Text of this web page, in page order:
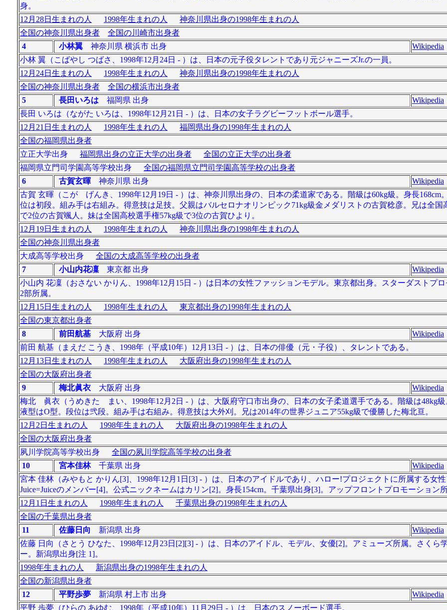
身。
12月28日生まれの人
1998年生まれの人
神奈川県出身の1998年生まれの人
全国の神奈川県出身者
全国の川崎市出身者
4
小林翼神奈川県 横浜市 出身
Wikipedia
小林 翼（こばやし つばさ、1998年12月24日 - ）は、日本の元子役タレントであり元ジャニーズJr.の一員。
12月24日生まれの人
1998年生まれの人
神奈川県出身の1998年生まれの人
全国の神奈川県出身者
全国の横浜市出身者
5
長田いろは 福岡県 出身
Wikipedia
長田 いろは（ながた いろは、1998年12月21日 - ）は、日本の女子ラグビーフットボール選手。
12月21日生まれの人
1998年生まれの人
福岡県出身の1998年生まれの人
全国の福岡県出身者
立正大学出身 福岡県出身の立正大学の出身者
全国の立正大学の出身者
福岡県立門司学園高等学校出身 全国の福岡県立門司学園高等学校の出身者
6
古賀玄暉神奈川県 出身
Wikipedia
古賀 玄暉（こが げんき、1998年12月19日 - ）は、神奈川県出身の、日本の柔道家である。階級は60kg級。身長168cm
位は初段。組み手は右組み。得意技は足技。父親はバルセロナオリンピック71kg級金メダリストの古賀稔彦。兄は全国
で2位の古賀颯人。妹は全国高校選手権57kg級で3位の古賀ひより。
12月19日生まれの人
1998年生まれの人
神奈川県出身の1998年生まれの人
全国の神奈川県出身者
大成高等学校出身 全国の大成高等学校の出身者
7
小山内花凜東京都 出身
Wikipedia
小山内 花凜（おさない かりん、1998年12月15日 - ）は日本の女性ファッションモデル。東京都出身。スターダストプ
2部所属。
12月15日生まれの人
1998年生まれの人
東京都出身の1998年生まれの人
全国の東京都出身者
8
前田航基大阪府 出身
Wikipedia
前田 航基（まえだ こうき、1998年（平成10年）12月13日 - ）は、日本の俳優（元・子役）、タレントである。
12月13日生まれの人
1998年生まれの人
大阪府出身の1998年生まれの人
全国の大阪府出身者
9
梅北眞衣大阪府 出身
Wikipedia
梅北 眞衣（うめきた まい、1998年12月2日 - ）は、大阪府守口市出身の、日本の女子柔道選手である。階級は48kg級
液型はO型。段位は弐段。組み手は右組み。得意技は大外刈。兄は2014年の世界ジュニア55kg級で優勝した梅北亘。
12月2日生まれの人
1998年生まれの人
大阪府出身の1998年生まれの人
全国の大阪府出身者
夙川学院高等学校出身 全国の夙川学院高等学校の出身者
10
宮本佳林千葉県 出身
Wikipedia
宮本 佳林（みやもと かりん[3]、1998年12月1日[3] - ）は、日本のアイドルであり、ハロー!プロジェクトに所属する女
Juice=Juiceのメンバー[4]。公式ニックネームはカリン[2]。身長154cm。千葉県出身[3]。アップフロントプロモーション
12月1日生まれの人
1998年生まれの人
千葉県出身の1998年生まれの人
全国の千葉県出身者
11
佐藤日向 新潟県 出身
Wikipedia
佐藤 日向（さとう ひなた、1998年12月23日[2][3] - ）は、日本のアイドル、モデル、女優[2]。アミューズ所属。さくら
ー。新潟県出身[注 1]。
1998年生まれの人
新潟県出身の1998年生まれの人
全国の新潟県出身者
12
平野歩夢新潟県 村上市 出身
Wikipedia
平野 歩夢（ひらの あゆむ、1998年（平成10年）11月29日 - ）は、日本のスノーボード選手。